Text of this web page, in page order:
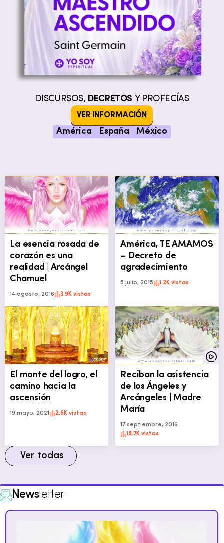
DISCURSOS, DECRETOS Y PROFECÍAS
VER INFORMACIÓN
América España México
La esencia rosada de
corazón es una
realidad | Arcángel
Chamuel
14 agosto, 2016 3.9K vistas
América, TE AMAMOS
– Decreto de
agradecimiento
5 julio, 2015 1.2K vistas
El monte del logro, el
camino hacia la
ascensión
19 mayo, 2021 2.6K vistas
Reciban la asistencia
de los Ángeles y
Arcángeles | Madre
María
17 septiembre, 2016
18.7K vistas
Ver todas
Newsletter